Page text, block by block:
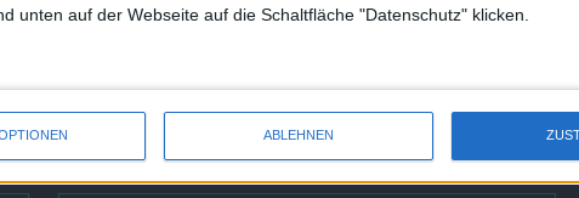
unten auf der Webseite auf die Schaltfläche "Datenschutz" klicken.
ABLEHNEN
zur Verfügung. Die vorhergehenden Schritte könnt ihr
sind. Dann ist Schluss: mehr Homescreens gibt es